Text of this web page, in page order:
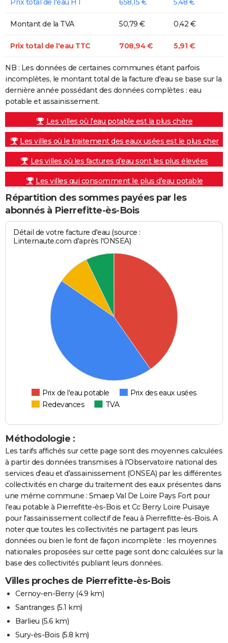
Montant de la TVA 50,79 € 0,42 €
Prix total de l'eau TTC 708,94 € 5,91 €
NB : Les données de certaines communes étant parfois
incomplètes, le montant total de la facture d'eau se base sur la
dernière année possédant des données complètes : eau
potable et assainissement.
Les villes où l'eau potable est la plus chère
Les villes où le traitement des eaux usées est le plus cher
Les villes où les factures d'eau sont les plus élevées
Les villes qui consomment le plus d'eau potable
Répartition des sommes payées par les
abonnés à Pierrefitte-ès-Bois
Détail de votre facture d'eau (source :
Linternaute.com d'après l'ONSEA)
Prix de l'eau potable
Prix des eaux usées
Redevances
TVA
Méthodologie :
Les tarifs affichés sur cette page sont des moyennes calculées
à partir des données transmises à l'Observatoire national des
services d'eau et d'assainissement (ONSEA) par les différentes
collectivités en charge du traitement des eaux présentes dans
une même commune : Smaep Val De Loire Pays Fort pour
l'eau potable à Pierrefitte-ès-Bois et Cc Berry Loire Puisaye
pour l'assainissement collectif de l'eau à Pierrefitte-ès-Bois. A
noter que toutes les collectivités ne partagent pas leurs
données ou bien le font de façon incomplète : les moyennes
nationales proposées sur cette page sont donc calculées sur la
base des collectivités publiant leurs données.
Villes proches de Pierrefitte-ès-Bois
Cernoy-en-Berry(4.9 km)
Santranges (5.1 km)
Barlieu (5.6 km)
Sury-ès-Bois (5.8 km)